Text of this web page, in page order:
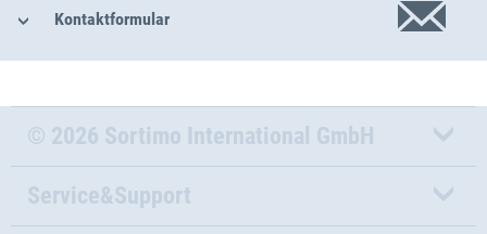
Kontaktformular
© 2026 Sortimo International GmbH
Service&Support